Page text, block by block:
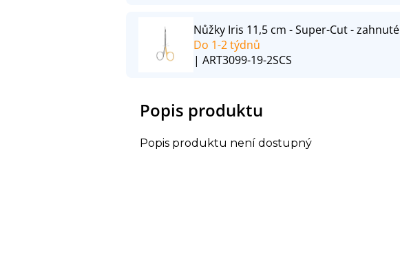
Popis produktu
Popis produktu není dostupný
Nůžky Iris 11,5 cm - Super-Cut - zahnuté
Do 1-2 týdnů
| ART3099-19-2SCS